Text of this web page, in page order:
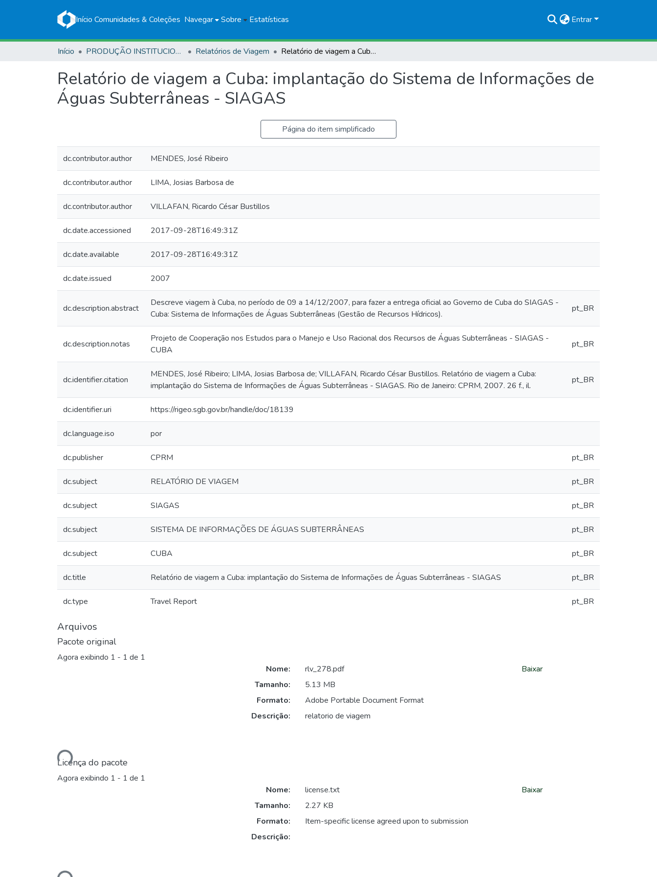
Início Comunidades & Coleções Navegar Sobre Estatísticas Entrar
Início PRODUÇÃO INSTITUCIONAL Relatórios de Viagem Relatório de viagem a Cuba: implantação do Sistema de Informações de Águas Subterrâneas - SIAGAS
Relatório de viagem a Cuba: implantação do Sistema de Informações de
Águas Subterrâneas - SIAGAS
Página do item simplificado
dc.contributor.author MENDES, José Ribeiro
dc.contributor.author LIMA, Josias Barbosa de
dc.contributor.author VILLAFAN, Ricardo César Bustillos
dc.date.accessioned 2017-09-28T16:49:31Z
dc.date.available 2017-09-28T16:49:31Z
dc.date.issued 2007
dc.description.abstract
Descreve viagem à Cuba, no período de 09 a 14/12/2007, para fazer a entrega oficial ao Governo de Cuba do SIAGAS -
Cuba: Sistema de Informações de Águas Subterrâneas (Gestão de Recursos Hídricos).
pt_BR
dc.description.notas
Projeto de Cooperação nos Estudos para o Manejo e Uso Racional dos Recursos de Águas Subterrâneas - SIAGAS -
CUBA
pt_BR
dc.identifier.citation
MENDES, José Ribeiro; LIMA, Josias Barbosa de; VILLAFAN, Ricardo César Bustillos. Relatório de viagem a Cuba:
implantação do Sistema de Informações de Águas Subterrâneas - SIAGAS. Rio de Janeiro: CPRM, 2007. 26 f., il.
pt_BR
dc.identifier.uri https://rigeo.sgb.gov.br/handle/doc/18139
dc.language.iso por
dc.publisher CPRM pt_BR
dc.subject RELATÓRIO DE VIAGEM pt_BR
dc.subject SIAGAS pt_BR
dc.subject SISTEMA DE INFORMAÇÕES DE ÁGUAS SUBTERRÂNEAS pt_BR
dc.subject CUBA pt_BR
dc.title Relatório de viagem a Cuba: implantação do Sistema de Informações de Águas Subterrâneas - SIAGAS pt_BR
dc.type Travel Report pt_BR
Arquivos
Pacote original
Agora exibindo 1 - 1 de 1
Carregando...
Nome:
rlv_278.pdf
Tamanho:
5.13 MB
Formato:
Adobe Portable Document Format
Descrição:
relatorio de viagem
Baixar
Licença do pacote
Agora exibindo 1 - 1 de 1
Carregando...
Nome:
license.txt
Tamanho:
2.27 KB
Formato:
Item-specific license agreed upon to submission
Descrição:
Baixar